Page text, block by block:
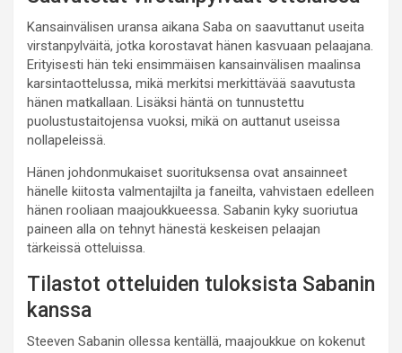
Kansainvälisen uransa aikana Saba on saavuttanut useita
virstanpylväitä, jotka korostavat hänen kasvuaan pelaajana.
Erityisesti hän teki ensimmäisen kansainvälisen maalinsa
karsintaottelussa, mikä merkitsi merkittävää saavutusta
hänen matkallaan. Lisäksi häntä on tunnustettu
puolustustaitojensa vuoksi, mikä on auttanut useissa
nollapeleissä.
Hänen johdonmukaiset suorituksensa ovat ansainneet
hänelle kiitosta valmentajilta ja faneilta, vahvistaen edelleen
hänen rooliaan maajoukkueessa. Sabanin kyky suoriutua
paineen alla on tehnyt hänestä keskeisen pelaajan
tärkeissä otteluissa.
Tilastot otteluiden tuloksista Sabanin
kanssa
Steeven Sabanin ollessa kentällä, maajoukkue on kokenut